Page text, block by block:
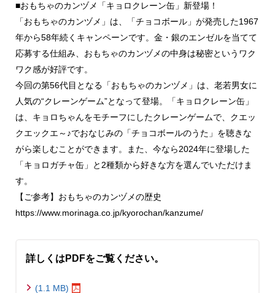
■おもちゃのカンヅメ「キョロクレーン缶」新登場！
「おもちゃのカンヅメ」は、「チョコボール」が発売した1967
年から58年続くキャンペーンです。金・銀のエンゼルを当てて
応募する仕組み、おもちゃのカンヅメの中身は秘密というワク
ワク感が好評です。
今回の第56代目となる「おもちゃのカンヅメ」は、老若男女に
人気の“クレーンゲーム”となって登場。「キョロクレーン缶」
は、キョロちゃんをモチーフにしたクレーンゲームで、クエッ
クエックエ～♪でおなじみの「チョコボールのうた」を聴きな
がら楽しむことができます。また、今なら2024年に登場した
「キョロガチャ缶」と2種類から好きな方を選んでいただけま
す。
【ご参考】おもちゃのカンヅメの歴史
https://www.morinaga.co.jp/kyorochan/kanzume/
詳しくはPDFをご覧ください。
(1.1 MB)